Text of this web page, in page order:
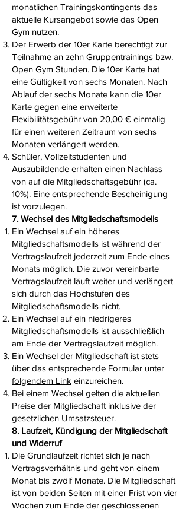
monatlichen Trainingskontingents das
aktuelle Kursangebot sowie das Open
Gym nutzen.
Der Erwerb der 10er Karte berechtigt zur
Teilnahme an zehn Gruppentrainings bzw.
Open Gym Stunden. Die 10er Karte hat
eine Gültigkeit von sechs Monaten. Nach
Ablauf der sechs Monate kann die 10er
Karte gegen eine erweiterte
Flexibilitätsgebühr von 20,00 € einmalig
für einen weiteren Zeitraum von sechs
Monaten verlängert werden.
Schüler, Vollzeitstudenten und
Auszubildende erhalten einen Nachlass
von auf die Mitgliedschaftsgebühr (ca.
10%). Eine entsprechende Bescheinigung
ist vorzulegen.
7. Wechsel des Mitgliedschaftsmodells
Ein Wechsel auf ein höheres
Mitgliedschaftsmodells ist während der
Vertragslaufzeit jederzeit zum Ende eines
Monats möglich. Die zuvor vereinbarte
Vertragslaufzeit läuft weiter und verlängert
sich durch das Hochstufen des
Mitgliedschaftsmodells nicht.
Ein Wechsel auf ein niedrigeres
Mitgliedschaftsmodells ist ausschließlich
am Ende der Vertragslaufzeit möglich.
Ein Wechsel der Mitgliedschaft ist stets
über das entsprechende Formular unter
folgendem Link einzureichen.
Bei einem Wechsel gelten die aktuellen
Preise der Mitgliedschaft inklusive der
gesetzlichen Umsatzsteuer.
8. Laufzeit, Kündigung der Mitgliedschaft
und Widerruf
Die Grundlaufzeit richtet sich je nach
Vertragsverhältnis und geht von einem
Monat bis zwölf Monate. Die Mitgliedschaft
ist von beiden Seiten mit einer Frist von vier
Wochen zum Ende der geschlossenen